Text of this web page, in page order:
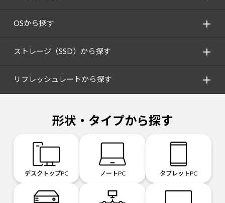
OSから探す
ストレージ（SSD）から探す
リフレッシュレートから探す
形状・タイプから探す
デスクトップPC ノートPC タブレットPC